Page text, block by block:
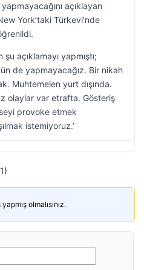
açıklayan
York’taki Türkevi’nde
açıklamayı yapmıştı;
de yapmayacağız. Bir nikah
Muhtemelen yurt dışında.
olaylar var etrafta. Gösteriş
provoke etmek
istemiyoruz.’
olmalısınız.